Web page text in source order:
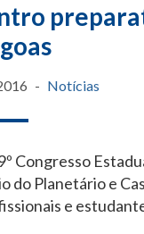
Notícias
Congresso
Planetário e
e